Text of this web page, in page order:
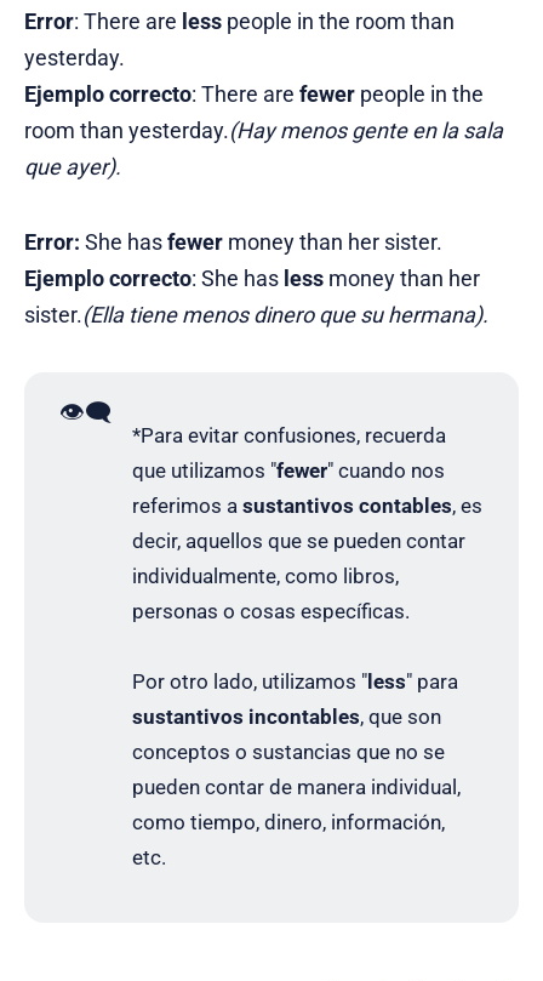
Error: There are less people in the room than
yesterday.
Ejemplo correcto: There are fewer people in the
room than yesterday.(Hay menos gente en la sala
que ayer).
Error: She hasfewer money than her sister.
Ejemplocorrecto: She has less money than her
sister.(Ella tiene menos dinero que su hermana).
👁️‍🗨️
*Para evitar confusiones, recuerda
que utilizamos "fewer" cuando nos
referimos asustantivos contables, es
decir, aquellos que se pueden contar
individualmente, como libros,
personas o cosas específicas.
Por otro lado, utilizamos " less" para
sustantivos incontables, que son
conceptos o sustancias que no se
pueden contar de manera individual,
como tiempo, dinero, información,
etc.